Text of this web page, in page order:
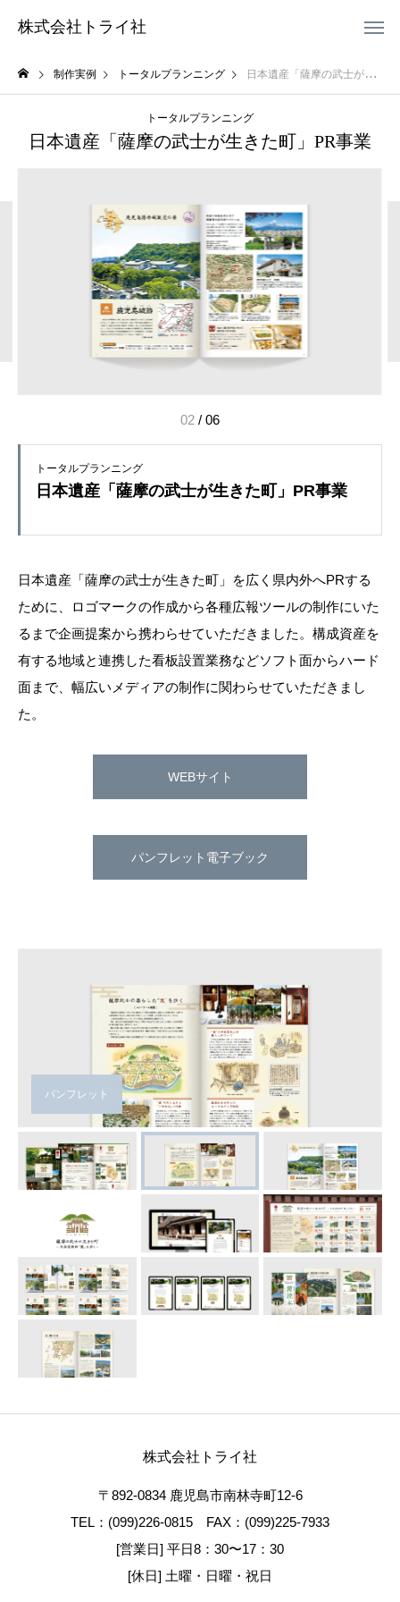
株式会社トライ社
制作実例 トータルプランニング 日本遺産「薩摩の武士が生きた町」PR事業
トータルプランニング
日本遺産「薩摩の武士が生きた町」PR事業
02 / 06
トータルプランニング
日本遺産「薩摩の武士が生きた町」PR事業
日本遺産「薩摩の武士が生きた町」を広く県内外へPRする
ために、ロゴマークの作成から各種広報ツールの制作にいた
るまで企画提案から携わらせていただきました。構成資産を
有する地域と連携した看板設置業務などソフト面からハード
面まで、幅広いメディアの制作に関わらせていただきまし
た。
WEBサイト
パンフレット電子ブック
パンフレット
株式会社トライ社
〒892-0834 鹿児島市南林寺町12-6
TEL：(099)226-0815 FAX：(099)225-7933
[営業日] 平日8：30〜17：30
[休日] 土曜・日曜・祝日